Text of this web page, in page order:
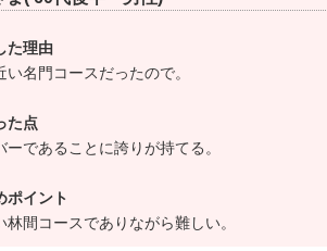
た理由
い名門コースだったので。
た点
ーであることに誇りが持てる。
ポイント
林間コースでありながら難しい。